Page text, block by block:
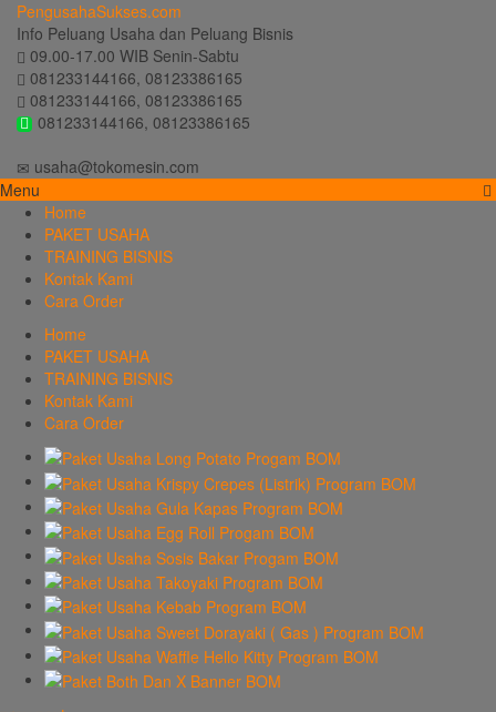
PengusahaSukses.com
Info Peluang Usaha dan Peluang Bisnis
09.00-17.00 WIB Senin-Sabtu
081233144166, 08123386165
081233144166, 08123386165
081233144166, 08123386165
usaha@tokomesin.com
Menu
Home
PAKET USAHA
TRAINING BISNIS
Kontak Kami
Cara Order
Home
PAKET USAHA
TRAINING BISNIS
Kontak Kami
Cara Order